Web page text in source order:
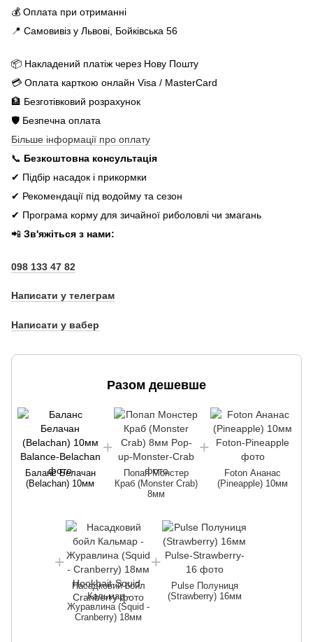
💰 Оплата при отриманні
📍 Самовивіз у Львові, Бойківська 56
📦 Накладений платіж через Нову Пошту
💳 Оплата карткою онлайн Visa / MasterCard
🏦 Безготівковий розрахунок
🛡️ Безпечна оплата
Більше інформації про оплату
📞 Безкоштовна консультація
✔ Підбір насадок і прикормки
✔ Рекомендації під водойму та сезон
✔ Програма корму для зичайної риболовлі чи змагань
📲 Зв'яжіться з нами:
098 133 47 82
Написати у телеграм
Написати у вабер
Разом дешевше
Баланс Белачан
(Belachan) 10мм
Попап Монстер
Краб (Monster Crab)
8мм
Foton Ананас
(Pineapple) 10мм
Насадковий бойл
Кальмар -
Журавлина (Squid -
Cranberry) 18мм
Pulse Полуниця
(Strawberry) 16мм